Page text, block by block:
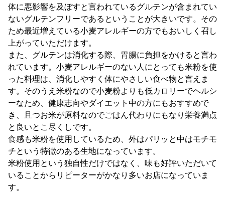
体に悪影響を及ぼすと言われているグルテンが含まれてい
ないグルテンフリーであるということが大きいです。その
ため最近増えている小麦アレルギーの方でもおいしく召し
上がっていただけます。
また、グルテンは消化する際、胃腸に負担をかけると言わ
れています。小麦アレルギーのない人にとっても米粉を使
った料理は、消化しやすく体にやさしい食べ物と言えま
す。そのうえ米粉なので小麦粉よりも低カロリーでヘルシ
ーなため、健康志向やダイエット中の方にもおすすめで
き、且つお米が原料なのでごはん代わりにもなり栄養満点
と良いとこ尽くしです。
食感も米粉を使用しているため、外はパリッと中はモチモ
チという特徴のある生地になっています。
米粉使用という独自性だけではなく、味も好評いただいて
いることからリピーターがかなり多いお店になっていま
す。